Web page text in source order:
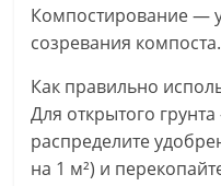
Компостирование —
созревания компоста.
Как правильно
Для открытого
распределите
на 1 м²) и